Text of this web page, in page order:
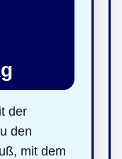
der
den
mit dem